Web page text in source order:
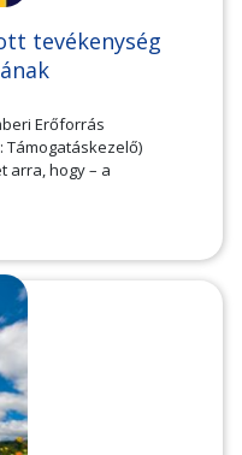
tevékenység
Erőforrás
arra, hogy – a